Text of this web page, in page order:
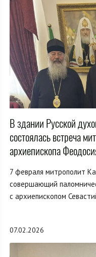
В здании Русской
состоялась встреча
архиепископа
7 февраля митрополит
совершающий
с архиепископом
07.02.2026